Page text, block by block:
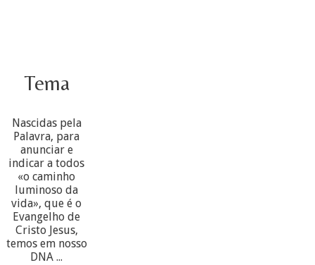
Tema
Nascidas pela
Palavra, para
anunciar e
indicar a todos
«o caminho
luminoso da
vida», que é o
Evangelho de
Cristo Jesus,
temos em nosso
DNA ...